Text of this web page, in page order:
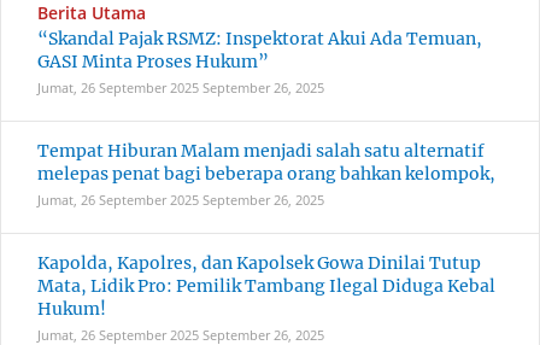
Berita Utama
“Skandal Pajak RSMZ: Inspektorat Akui Ada Temuan,
GASI Minta Proses Hukum”
Jumat, 26 September 2025 September 26, 2025
Tempat Hiburan Malam menjadi salah satu alternatif
melepas penat bagi beberapa orang bahkan kelompok,
Jumat, 26 September 2025 September 26, 2025
Kapolda, Kapolres, dan Kapolsek Gowa Dinilai Tutup
Mata, Lidik Pro: Pemilik Tambang Ilegal Diduga Kebal
Hukum!
Jumat, 26 September 2025 September 26, 2025